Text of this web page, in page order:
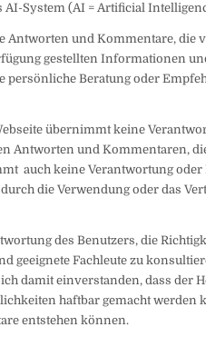
AI-System (AI = Artificial
Antworten und Kommentare,
gestellten Informationen
persönliche Beratung oder
übernimmt keine
Antworten und Kommentaren,
auch keine Verantwortung oder
die Verwendung oder das
des Benutzers, die
geeignete Fachleute zu
damit einverstanden, dass der
haftbar gemacht werden
entstehen können.